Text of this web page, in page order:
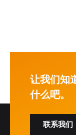
让我们知
什么吧。
联系我们